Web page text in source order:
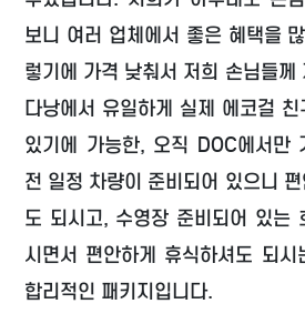
보니 여러 업체에서 좋은 혜택을
렇기에 가격 낮춰서 저희 손님들께
다낭에서 유일하게 실제 에코걸
있기에 가능한, 오직 DOC에서만
전 일정 차량이 준비되어 있으니
도 되시고, 수영장 준비되어 있는
시면서 편안하게 휴식하셔도 되시
합리적인 패키지입니다.